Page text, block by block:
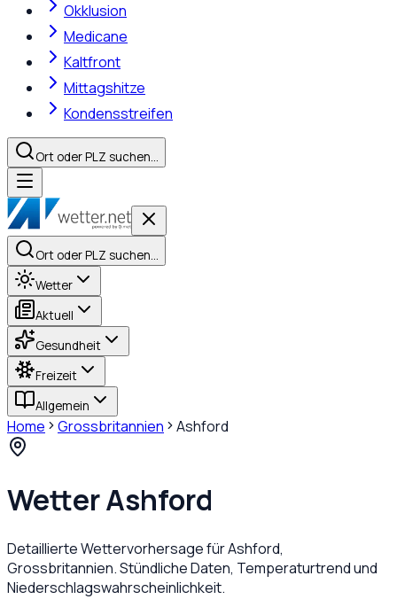
Okklusion
Medicane
Kaltfront
Mittagshitze
Kondensstreifen
Ort oder PLZ suchen…
Ort oder PLZ suchen…
Wetter
Aktuell
Gesundheit
Freizeit
Allgemein
Home Grossbritannien Ashford
WetterAshford
Detaillierte Wettervorhersage fürAshford,
Grossbritannien. Stündliche Daten, Temperaturtrend und
Niederschlagswahrscheinlichkeit.